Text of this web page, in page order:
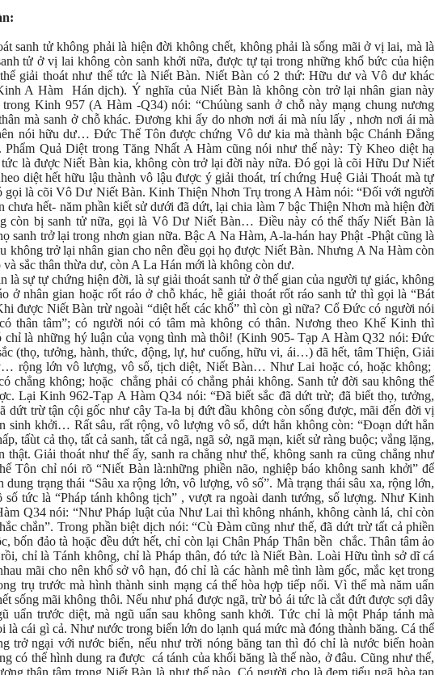
sanh tử không phải là hiện đời không chết, không phải là sống mãi ở vị lai, mà là
tử ở vị lai không còn sanh khởi nữa, được tự tại trong những khổ bức của hiện
giải thoát như thế tức là Niết Bàn. Niết Bàn có 2 thứ: Hữu dư và Vô dư khác
A Hàm Hán dịch). Ý nghĩa của Niết Bàn là không còn trở lại nhân gian này
Kinh 957 (A Hàm -Q34) nói: “Chúùng sanh ở chỗ này mạng chung nương
mà sanh ở chỗ khác. Đương khi ấy do nhơn nơi ái mà níu lấy , nhơn nơi ái mà
nói hữu dư… Đức Thế Tôn được chứng Vô dư kia mà thành bậc Chánh Đẳng
Phẩm Quả Diệt trong Tăng Nhất A Hàm cũng nói như thế này: Tỳ Kheo diệt hạ
tức là được Niết Bàn kia, không còn trở lại đời này nữa. Đó gọi là cõi Hữu Dư Niết
diệt hết hữu lậu thành vô lậu được ý giải thoát, trí chứng Huệ Giải Thoát mà tự
là cõi Vô Dư Niết Bàn. Kinh Thiện Nhơn Trụ trong A Hàm nói: “Đối với người
chưa hết- năm phần kiết sử dưới đã dứt, lại chia làm 7 bậc Thiện Nhơn mà hiện đời
còn bị sanh tử nữa, gọi là Vô Dư Niết Bàn… Điều này có thể thấy Niết Bàn là
sanh trở lại trong nhơn gian nữa. Bậc A Na Hàm, A-la-hán hay Phật -Phật cũng là
không trở lại nhân gian cho nên đều gọi họ được Niết Bàn. Nhưng A Na Hàm còn
và sắc thân thừa dư, còn A La Hán mới là không còn dư.
là sự tự chứng hiện đời, là sự giải thoát sanh tử ở thế gian của người tự giác, không
ở nhân gian hoặc rốt ráo ở chỗ khác, hễ giải thoát rốt ráo sanh tử thì gọi là “Bát
được Niết Bàn trừ ngoài “diệt hết các khổ” thì còn gì nữa? Cổ Đức có người nói
thân tâm”; có người nói có tâm mà không có thân. Nương theo Khế Kinh thì
chỉ là những hý luận của vọng tình mà thôi! (Kinh 905- Tạp A Hàm Q32 nói: Đức
(thọ, tưởng, hành, thức, động, lự, hư cuống, hữu vi, ái…) đã hết, tâm Thiện, Giải
rộng lớn vô lượng, vô số, tịch diệt, Niết Bàn… Như Lai hoặc có, hoặc không;
chẳng không; hoặc chẳng phải có chẳng phải không. Sanh tử đời sau không thể
Lại Kinh 962-Tạp A Hàm Q34 nói: “Đã biết sắc đã dứt trừ; đã biết thọ, tưởng,
dứt trừ tận cội gốc như cây Ta-la bị đứt đầu không còn sống được, mãi đến đời vị
sinh khởi… Rất sâu, rất rộng, vô lượng vô số, dứt hẳn không còn: “Đoạn dứt hẳn
tấùt cả thọ, tất cả sanh, tất cả ngã, ngã sở, ngã mạn, kiết sử ràng buộc; vắng lặng,
thật. Giải thoát như thế ấy, sanh ra chẳng như thế, không sanh ra cũng chẳng như
Tôn chỉ nói rõ “Niết Bàn là:những phiền não, nghiệp báo không sanh khởi” để
dung trạng thái “Sâu xa rộng lớn, vô lượng, vô số”. Mà trạng thái sâu xa, rộng lớn,
số tức là “Pháp tánh không tịch” , vượt ra ngoài danh tướng, số lượng. Như Kinh
Q34 nói: “Như Pháp luật của Như Lai thì không nhánh, không cành lá, chỉ còn
chắn”. Trong phần biệt dịch nói: “Cù Đàm cũng như thế, đã dứt trừ tất cả phiền
bốn đảo tà hoặc đều dứt hết, chỉ còn lại Chân Pháp Thân bền chắc. Thân tâm ảo
chỉ là Tánh không, chỉ là Pháp thân, đó tức là Niết Bàn. Loài Hữu tình sở dĩ cá
mãi cho nên khổ sở vô hạn, đó chỉ là các hành mê tình làm gốc, mắc kẹt trong
trụ trước mà hình thành sinh mạng cá thể hòa hợp tiếp nối. Vì thế mà năm uẩn
sống mãi không thôi. Nếu như phá được ngã, trừ bỏ ái tức là cắt đứt được sợi dây
uẩn trước diệt, mà ngũ uẩn sau không sanh khởi. Tức chỉ là một Pháp tánh mà
là cái gì cả. Như nước trong biển lớn do lạnh quá mức mà đóng thành băng. Cá thể
trở ngại với nước biển, nếu như trời nóng băng tan thì đó chỉ là nước biển hoàn
có thể hình dung ra được cá tánh của khối băng là thế nào, ở đâu. Cũng như thế,
thân tâm trong Niết Bàn là như thế nào. Có người cho là đem tiểu ngã hòa tan